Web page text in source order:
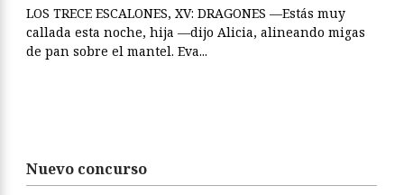
LOS TRECE ESCALONES, XV: DRAGONES —Estás muy
callada esta noche, hija —dijo Alicia, alineando migas
de pan sobre el mantel. Eva...
Nuevo concurso